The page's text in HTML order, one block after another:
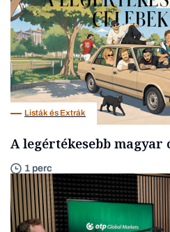
Listák és Extrák
A legértékesebb magyar
1 perc